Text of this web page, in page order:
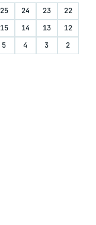
25 24 23
22
15 14 13
12
5 4 3
2